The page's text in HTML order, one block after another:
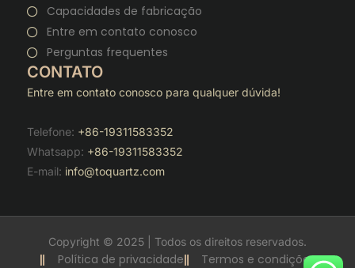
Capacidades de fabricação
Entre em contato conosco
Perguntas frequentes
CONTATO
Entre em contato conosco para qualquer dúvida!
Telefone: +86-19311583352
Whatsapp: +86-19311583352
E-mail: info@toquartz.com
Copyright © 2025 | Todos os direitos reservados.
Política de privacidade
Termos e condições